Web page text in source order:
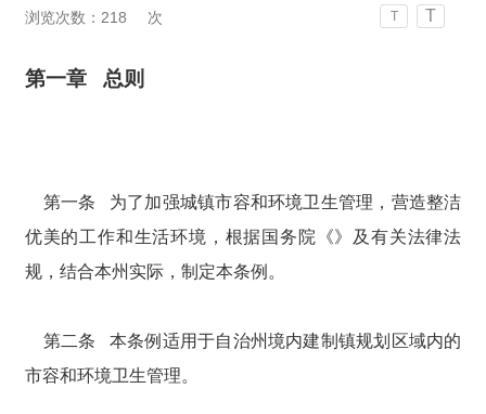
浏览次数： 218 次 T T
第一章 总则
第一条 为了加强城镇市容和环境卫生管理，营造整洁
优美的工作和生活环境，根据国务院《》及有关法律法
规，结合本州实际，制定本条例。
第二条 本条例适用于自治州境内建制镇规划区域内的
市容和环境卫生管理。